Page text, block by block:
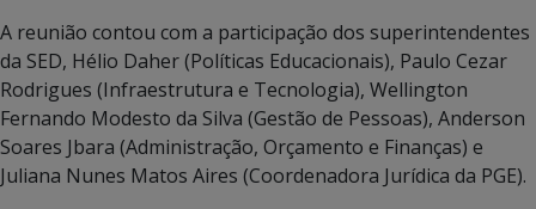
A reunião contou com a participação dos superintendentes
da SED, Hélio Daher (Políticas Educacionais), Paulo Cezar
Rodrigues (Infraestrutura e Tecnologia), Wellington
Fernando Modesto da Silva (Gestão de Pessoas), Anderson
Soares Jbara (Administração, Orçamento e Finanças) e
Juliana Nunes Matos Aires (Coordenadora Jurídica da PGE).